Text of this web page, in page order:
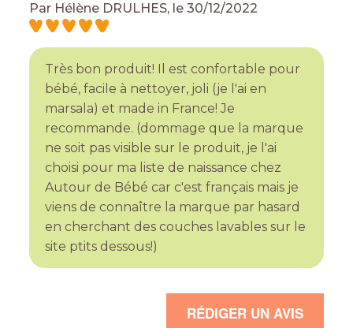
Par Hélène DRULHES, le30/12/2022
Très bon produit! Il est confortable pour
bébé, facile à nettoyer, joli (je l'ai en
marsala) et made in France! Je
recommande. (dommage que la marque
ne soit pas visible sur le produit, je l'ai
choisi pour ma liste de naissance chez
Autour de Bébé car c'est français mais je
viens de connaître la marque par hasard
en cherchant des couches lavables sur le
site ptits dessous!)
RÉDIGER UN AVIS